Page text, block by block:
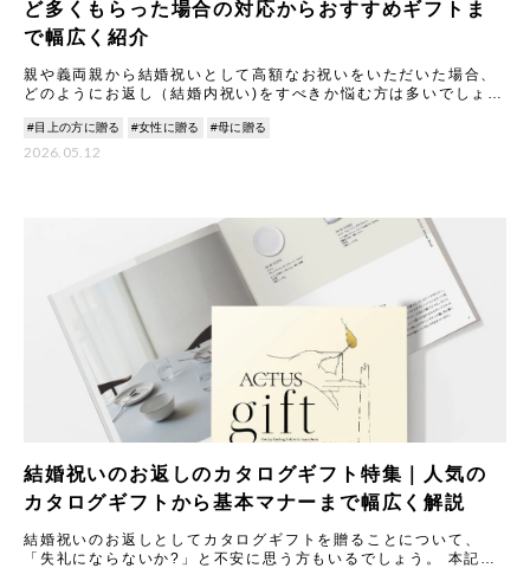
ど多くもらった場合の対応からおすすめギフトま
で幅広く紹介
親や義両親から結婚祝いとして高額なお祝いをいただいた場合、
どのようにお返し（結婚内祝い)をすべきか悩む方は多いでしょ
100
#目上の方に贈る #女性に贈る #母に贈る
2026.05.12
結婚祝いのお返しのカタログギフト特集｜人気の
カタログギフトから基本マナーまで幅広く解説
結婚祝いのお返しとしてカタログギフトを贈ることについて、
「失礼にならないか?」と不安に思う方もいるでしょう。 本記事